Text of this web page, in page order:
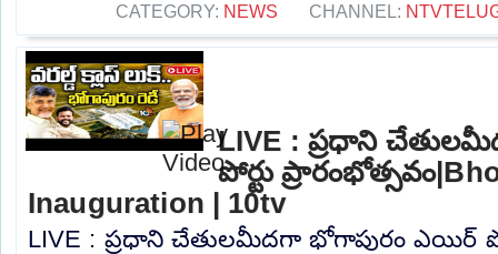
CATEGORY: NEWS CHANNEL:
LIVE : ప్రధాని
పోర్టు
Inauguration | 10tv
LIVE : ప్రధాని చేతులమీదగా భోగాపురం ఎయిర్